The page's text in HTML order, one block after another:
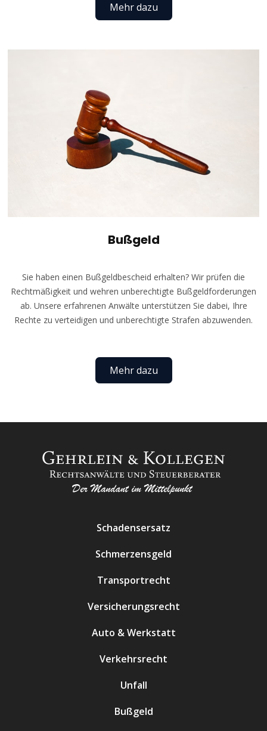
Mehr dazu
Bußgeld
Sie haben einen Bußgeldbescheid erhalten? Wir prüfen die
Rechtmäßigkeit und wehren unberechtigte Bußgeldforderungen
ab. Unsere erfahrenen Anwälte unterstützen Sie dabei, Ihre
Rechte zu verteidigen und unberechtigte Strafen abzuwenden.
Mehr dazu
Schadensersatz
Schmerzensgeld
Transportrecht
Versicherungsrecht
Auto & Werkstatt
Verkehrsrecht
Unfall
Bußgeld